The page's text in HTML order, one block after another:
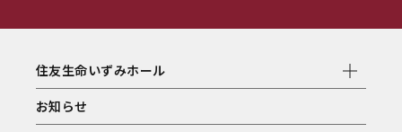
住友生命いずみホール
お知らせ